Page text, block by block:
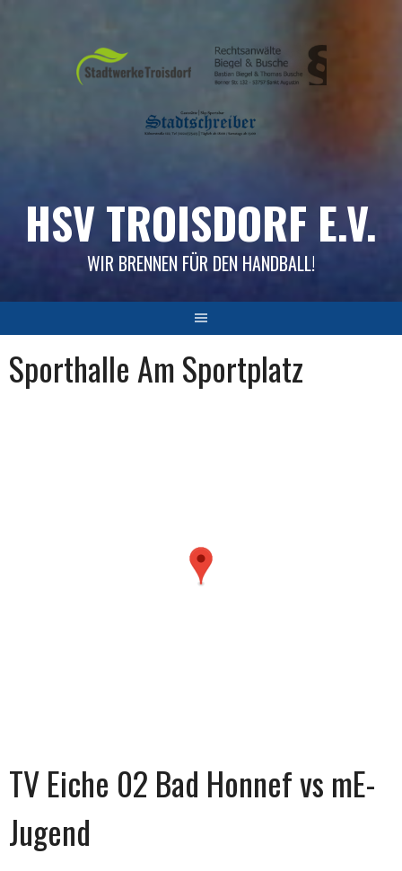
HSV TROISDORF E.V.
WIR BRENNEN FÜR DEN HANDBALL!
Sporthalle Am Sportplatz
TV Eiche 02 Bad Honnef vs mE-
Jugend